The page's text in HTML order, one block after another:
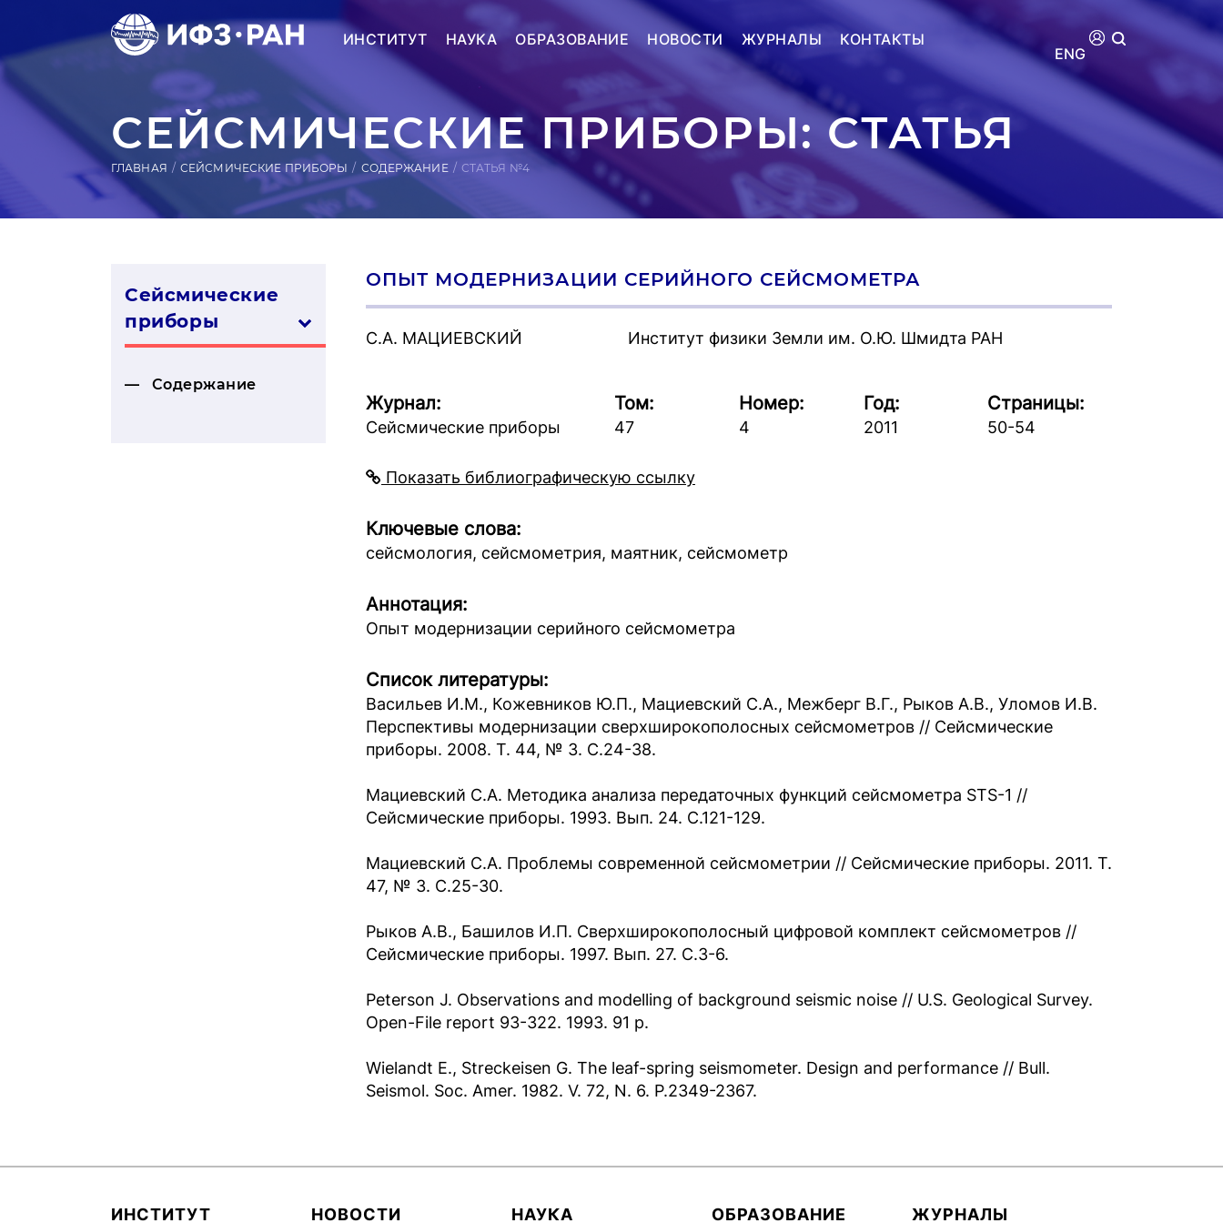
ИНСТИТУТ НАУКА ОБРАЗОВАНИЕ НОВОСТИ ЖУРНАЛЫ
КОНТАКТЫ
ENG
СЕЙСМИЧЕСКИЕ ПРИБОРЫ: СТАТЬЯ
ГЛАВНАЯ СЕЙСМИЧЕСКИЕ ПРИБОРЫ СОДЕРЖАНИЕ СТАТЬЯ №4
Сейсмические
приборы
Содержание
ОПЫТ МОДЕРНИЗАЦИИ СЕРИЙНОГО СЕЙСМОМЕТРА
С.А. МАЦИЕВСКИЙ Институт физики Земли им. О.Ю. Шмидта РАН
Журнал:
Сейсмические приборы
Том:
47
Номер:
4
Год:
2011
Страницы:
50-54
Показать библиографическую ссылку
Ключевые слова:
сейсмология, сейсмометрия, маятник, сейсмометр
Аннотация:
Опыт модернизации серийного сейсмометра
Список литературы:
Васильев И.М., Кожевников Ю.П., Мациевский С.А., Межберг В.Г., Рыков А.В., Уломов И.В.
Перспективы модернизации сверхширокополосных сейсмометров // Сейсмические
приборы. 2008. Т. 44, № 3. С.24-38.
Мациевский С.А. Методика анализа передаточных функций сейсмометра STS-1 //
Сейсмические приборы. 1993. Вып. 24. С.121-129.
Мациевский С.А. Проблемы современной сейсмометрии // Сейсмические приборы. 2011. Т.
47, № 3. С.25-30.
Рыков А.В., Башилов И.П. Сверхширокополосный цифровой комплект сейсмометров //
Сейсмические приборы. 1997. Вып. 27. С.3-6.
Peterson J. Observations and modelling of background seismic noise // U.S. Geological Survey.
Open-File report 93-322. 1993. 91 p.
Wielandt E., Streckeisen G. The leaf-spring seismometer. Design and performance // Bull.
Seismol. Soc. Amer. 1982. V. 72, N. 6. P.2349-2367.
ИНСТИТУТ НОВОСТИ НАУКА ОБРАЗОВАНИЕ ЖУРНАЛЫ